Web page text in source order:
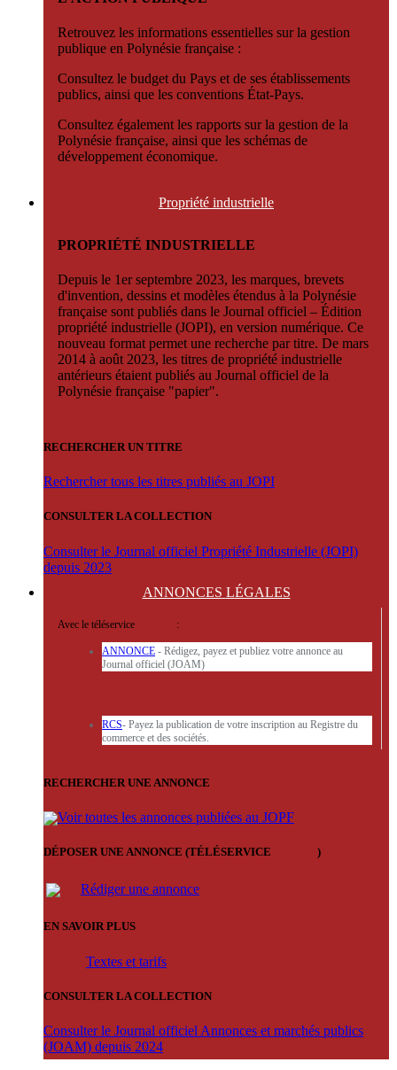
Retrouvez les informations essentielles sur la gestion
publique en Polynésie française :
Consultez le budget du Pays et de ses établissements
publics, ainsi que les conventions État-Pays.
Consultez également les rapports sur la gestion de la
Polynésie française, ainsi que les schémas de
développement économique.
Propriété industrielle
PROPRIÉTÉ INDUSTRIELLE
Depuis le 1er septembre 2023, les marques, brevets
d'invention, dessins et modèles étendus à la Polynésie
française sont publiés dans le Journal officiel – Édition
propriété industrielle (JOPI), en version numérique. Ce
nouveau format permet une recherche par titre. De mars
2014 à août 2023, les titres de propriété industrielle
antérieurs étaient publiés au Journal officiel de la
Polynésie française "papier".
RECHERCHER UN TITRE
Rechercher tous les titres publiés au JOPI
CONSULTER LA COLLECTION
Consulter le Journal officiel Propriété Industrielle (JOPI)
depuis 2023
ANNONCES LÉGALES
Avec le téléservice :
ANNONCE - Rédigez, payez et publiez votre annonce au
Journal officiel (JOAM)
RCS- Payez la publication de votre inscription au Registre du
commerce et des sociétés.
RECHERCHER UNE ANNONCE
Voir toutes les annonces publiées au JOPF
DÉPOSER UNE ANNONCE (TÉLÉSERVICE )
Rédiger une annonce
EN SAVOIR PLUS
Textes et tarifs
CONSULTER LA COLLECTION
Consulter le Journal officiel Annonces et marchés publics
(JOAM) depuis 2024